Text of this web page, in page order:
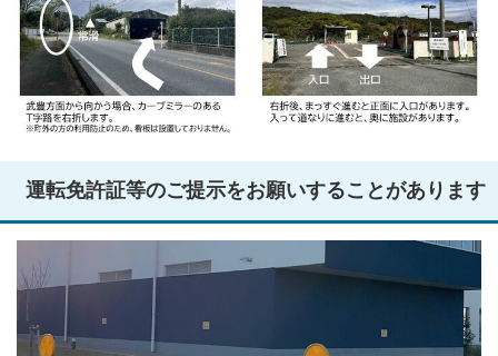
運転免許証等のご提示をお願いすることがあります